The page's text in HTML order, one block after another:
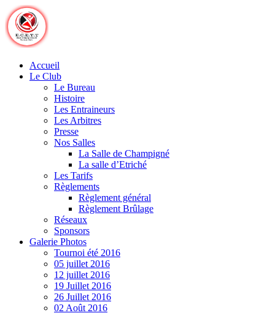
Skip
to
content
Accueil
Le Club
Le Bureau
Histoire
Les Entraineurs
Les Arbitres
Presse
Nos Salles
La Salle de Champigné
La salle d’Etriché
Les Tarifs
Règlements
Règlement général
Règlement Brûlage
Réseaux
Sponsors
Galerie Photos
Tournoi été 2016
05 juillet 2016
12 juillet 2016
19 Juillet 2016
26 Juillet 2016
02 Août 2016